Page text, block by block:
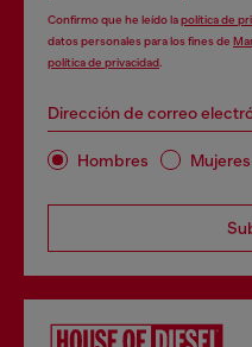
Confirmo que he leído lapolítica de
datos personales para los fines de
política de privacidad
Dirección de correo
Hombres Mujeres